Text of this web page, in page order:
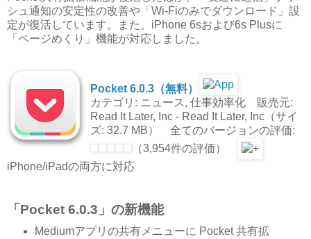
シュ通知の安定性の改善や「Wi-Fiのみでダウンロード」設
定が復活しています。また、iPhone 6sおよび6s Plusに
「ページめくり」機能が対応しました。
Pocket 6.0.3（無料）
カテゴリ: ニュース, 仕事効率化 販売元:
Read It Later, Inc - Read It Later, Inc（サイ
ズ: 32.7 MB） 全てのバージョンの評価:
（3,954件の評価）
iPhone/iPadの両方に対応
「Pocket 6.0.3」の新機能
Mediumアプリの共有メニューに Pocket 共有拡